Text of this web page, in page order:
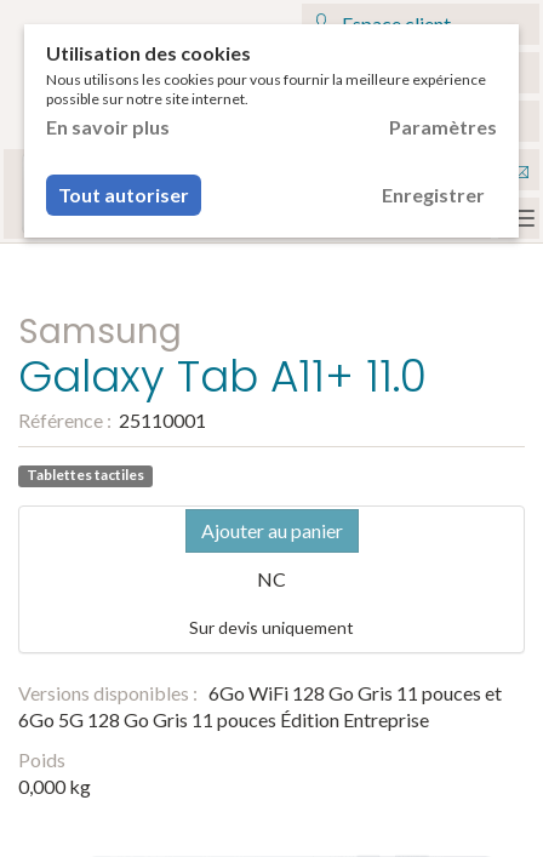
ou votre smartphone pour voir vos accessoires
compatibles.
Espace client
Mon panier
Français
Samsung
Galaxy Tab A11+ 11.0
Référence : 25110001
Tablettes tactiles
Ajouter au panier
NC
Sur devis uniquement
Versions disponibles : 6Go WiFi 128 Go Gris 11 pouces et
6Go 5G 128 Go Gris 11 pouces Édition Entreprise
Poids
0,000 kg
Utilisation des cookies
Nous utilisons les cookies pour vous fournir la meilleure expérience
possible sur notre site internet.
En savoir plus Paramètres
Tout autoriser Enregistrer